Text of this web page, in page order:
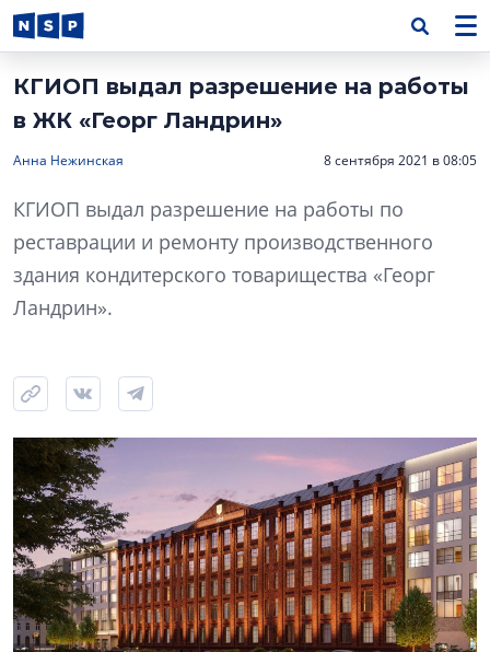
КГИОП выдал разрешение на работы
в ЖК «Георг Ландрин»
Анна Нежинская 8 сентября 2021 в 08:05
КГИОП выдал разрешение на работы по
реставрации и ремонту производственного
здания кондитерского товарищества «Георг
Ландрин».